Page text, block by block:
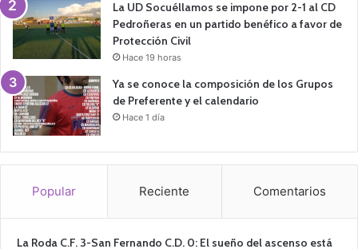
La UD Socuéllamos se impone por 2-1 al CD
Pedroñeras en un partido benéfico a favor de
Protección Civil
Hace 19 horas
Ya se conoce la composición de los Grupos
de Preferente y el calendario
Hace 1 día
Popular Reciente Comentarios
La Roda C.F. 3-San Fernando C.D. 0: El sueño del ascenso está